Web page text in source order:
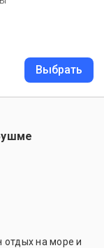
Выбрать
отдых на море и